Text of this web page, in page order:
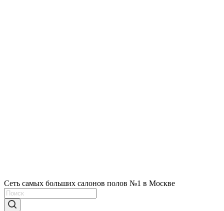
Сеть самых больших салонов полов №1 в Москве